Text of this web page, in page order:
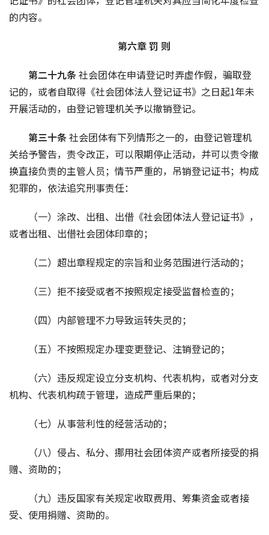
的内容。
第六章 罚 则
第二十九条 社会团体在申请登记时弄虚作假，骗取登
记的，或者自取得《社会团体法人登记证书》之日起1年未
开展活动的，由登记管理机关予以撤销登记。
第三十条 社会团体有下列情形之一的，由登记管理机
关给予警告，责令改正，可以限期停止活动，并可以责令撤
换直接负责的主管人员；情节严重的，吊销登记证书；构成
犯罪的，依法追究刑事责任：
（一）涂改、出租、出借《社会团体法人登记证书》，
或者出租、出借社会团体印章的；
（二）超出章程规定的宗旨和业务范围进行活动的；
（三）拒不接受或者不按照规定接受监督检查的；
（四）内部管理不力导致运转失灵的；
（五）不按照规定办理变更登记、注销登记的；
（六）违反规定设立分支机构、代表机构，或者对分支
机构、代表机构疏于管理，造成严重后果的；
（七）从事营利性的经营活动的；
（八）侵占、私分、挪用社会团体资产或者所接受的捐
赠、资助的；
（九）违反国家有关规定收取费用、筹集资金或者接
受、使用捐赠、资助的。